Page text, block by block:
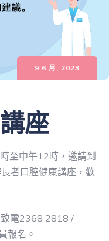
9 6 月, 2023
座
至中午12時，邀請到
者口腔健康講座，歡
致電2368 2818 /
報名。